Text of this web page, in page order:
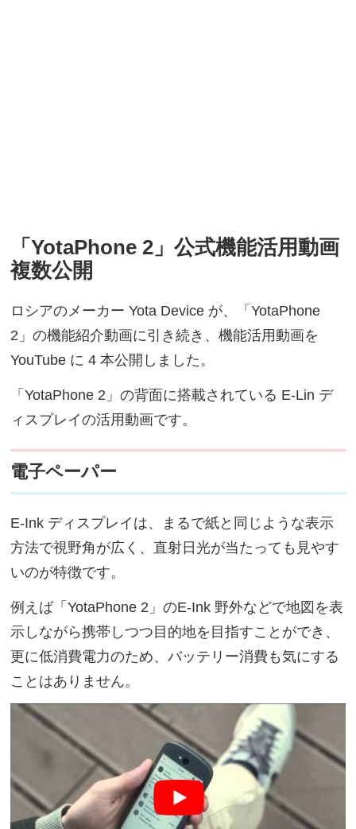
「YotaPhone 2」公式機能活用動画
複数公開
ロシアのメーカー Yota Device が、「YotaPhone
2」の機能紹介動画に引き続き、機能活用動画を
YouTube に 4 本公開しました。
「YotaPhone 2」の背面に搭載されている E-Lin デ
ィスプレイの活用動画です。
電子ペーパー
E-Ink ディスプレイは、まるで紙と同じような表示
方法で視野角が広く、直射日光が当たっても見やす
いのが特徴です。
例えば「YotaPhone 2」のE-Ink 野外などで地図を表
示しながら携帯しつつ目的地を目指すことができ、
更に低消費電力のため、バッテリー消費も気にする
ことはありません。